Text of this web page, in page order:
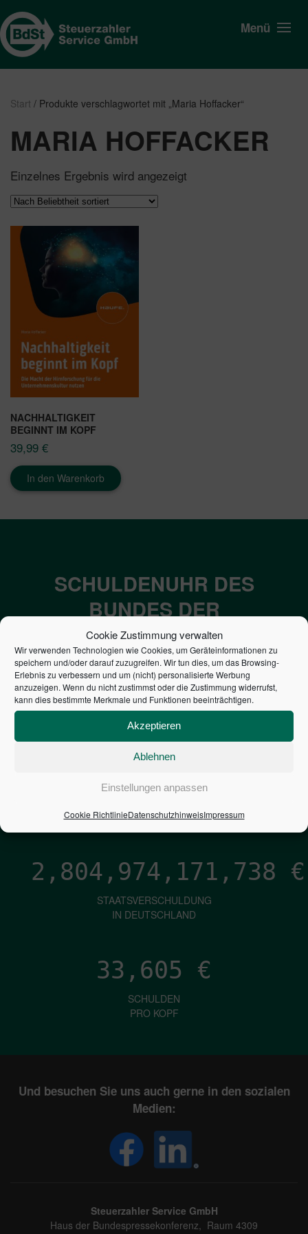
Cookie Zustimmung verwalten
Wir verwenden Technologien wie Cookies, um Geräteinformationen zu
speichern und/oder darauf zuzugreifen. Wir tun dies, um das Browsing-
Erlebnis zu verbessern und um (nicht) personalisierte Werbung
anzuzeigen. Wenn du nicht zustimmst oder die Zustimmung widerrufst,
kann dies bestimmte Merkmale und Funktionen beeinträchtigen.
Akzeptieren
Ablehnen
Einstellungen anpassen
Cookie RichtlinieDatenschutzhinweisImpressum
Menü
Start / Produkte verschlagwortet mit „Maria Hoffacker“
MARIA HOFFACKER
Einzelnes Ergebnis wird angezeigt
NACHHALTIGKEIT
BEGINNT IM KOPF
39,99 €
In den Warenkorb
SCHULDENUHR DES
BUNDES DER
STEUERZAHLER
7,052€
NEUVERSCHULDUNG
PRO SEKUNDE
2,804,974,172,979 €
STAATSVERSCHULDUNG
IN DEUTSCHLAND
33,605 €
SCHULDEN
PRO KOPF
Und besuchen Sie uns auch gerne in den sozialen
Medien:
Steuerzahler Service GmbH
Haus der Bundespressekonferenz, Raum 4309